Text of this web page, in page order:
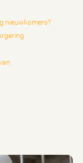
nieuwkomers?